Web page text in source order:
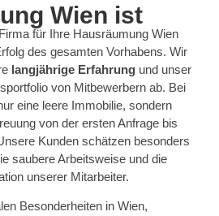
Wien ist
für Ihre Hausräumung Wien
des gesamten Vorhabens. Wir
langjährige Erfahrung und unser
von Mitbewerbern ab. Bei
eine leere Immobilie, sondern
von der ersten Anfrage bis
Kunden schätzen besonders
saubere Arbeitsweise und die
unserer Mitarbeiter.
Besonderheiten in Wien,